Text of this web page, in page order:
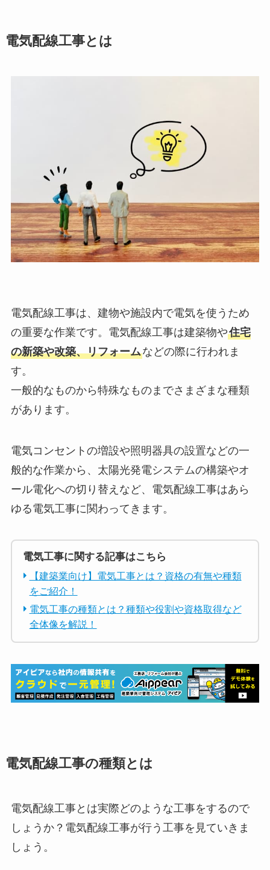
電気配線工事とは
電気配線工事は、建物や施設内で電気を使うため
の重要な作業です。電気配線工事は建築物や住宅
の新築や改築、リフォームなどの際に行われま
す。
一般的なものから特殊なものまでさまざまな種類
があります。
電気コンセントの増設や照明器具の設置などの一
般的な作業から、太陽光発電システムの構築やオ
ール電化への切り替えなど、電気配線工事はあら
ゆる電気工事に関わってきます。
電気工事に関する記事はこちら
【建築業向け】電気工事とは？資格の有無や種類
をご紹介！
電気工事の種類とは？種類や役割や資格取得など
全体像を解説！
電気配線工事の種類とは
電気配線工事とは実際どのような工事をするので
しょうか？電気配線工事が行う工事を見ていきま
しょう。